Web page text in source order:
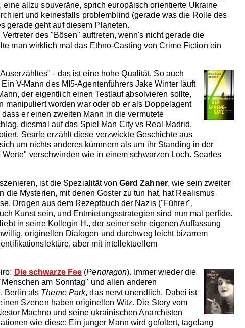
allzu souveräne, sprich europäisch orientierte Ukraine
und keinesfalls problemblind (gerade was die Rolle des
gerade geht auf diesem Planeten.
des "Bösen" auftreten, wenn's nicht gerade die
man wirklich mal das Ethno-Casting von Crime Fiction ein
- das ist eine hohe Qualität. So auch
V-Mann des MI5-Agentenführers Jake Winter läuft
der eigentlich einen Testlauf absolvieren sollte,
manipuliert worden war oder ob er als Doppelagent
er einen zweiten Mann in die vermutete
diesmal auf das Spiel Man City vs Real Madrid,
Searle erzählt diese verzwickte Geschichte aus
um nichts anderes kümmern als um ihr Standing in der
verschwinden wie in einem schwarzen Loch. Searles
ist die Spezialität von Gerd Zahner, wie sein zweiter
die Mysterien, mit denen Goster zu tun hat, hat Realismus
Drogen aus dem Rezeptbuch der Nazis ("Führer",
Kunst sein, und Entmietungsstrategien sind nun mal perfide.
in seine Kollegin H., der seiner sehr eigenen Auffassung
originellen Dialogen und durchweg leicht bizarrem
aber mit intellektuellem
Die schwarze Fee (Pendragon). Immer wieder die
am Sonntag" und allen anderen
Berlin als Theme Park, das nervt unendlich. Dabei ist
Szenen haben originellen Witz. Die Story vom
Machno und seine ukrainischen Anarchisten
wie diese: Ein junger Mann wird gefoltert, tagelang